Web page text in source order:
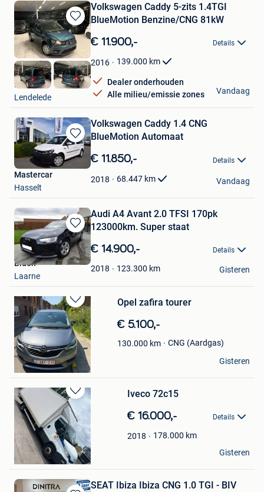
Bewaren
in
Mijn
Favorieten
Volkswagen Caddy 5-zits 1.4TGI
BlueMotion Benzine/CNG 81kW
€ 11.900,- Details
2016 139.000 km
Dealer onderhouden
Alle milieu/emissie zones
HAK Auto
Lendelede
Vandaag
Bewaren
in
Mijn
Favorieten
Volkswagen Caddy 1.4 CNG
BlueMotion Automaat
€ 11.850,- Details
2018 68.447 km
Mastercar
Hasselt
Vandaag
Bewaren
in
Mijn
Favorieten
Audi A4 Avant 2.0 TFSI 170pk
123000km. Super staat
€ 14.900,- Details
2018 123.300 km
Bidon
Laarne
Gisteren
Bewaren
in
Mijn
Favorieten
Opel zafira tourer
€ 5.100,-
130.000 km
CNG (Aardgas)
Romas
Grimbergen
Gisteren
Bewaren
in
Mijn
Favorieten
Iveco 72c15
€ 16.000,- Details
2018 178.000 km
Stan Ley
Anderlecht
Gisteren
SEAT Ibiza Ibiza CNG 1.0 TGI - BIV